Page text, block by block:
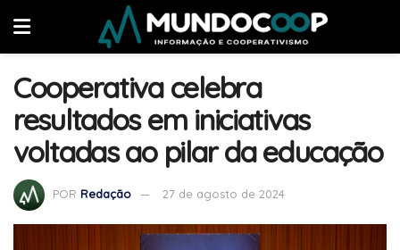
Cooperativa celebra
resultados em iniciativas
voltadas ao pilar da educação
POR Redação 27 de agosto de 2024